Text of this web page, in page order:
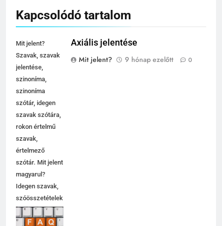
Kapcsolódó tartalom
Mit jelent?
Szavak, szavak
jelentése,
szinoníma,
szinoníma
szótár, idegen
szavak szótára,
rokon értelmű
szavak,
értelmező
szótár. Mit jelent
magyarul?
Idegen szavak,
szóösszetételek
jelentése,
magyarázata,
Axiális jelentése
Mit jelent?
9 hónap ezelőtt 0